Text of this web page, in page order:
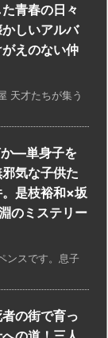
青春の日々
しいアルバ
えのない仲
天才たちが集う
か—単身子を
気な子供た
是枝裕和×坂
のミステリー
ンスです。息子
者の街で育っ